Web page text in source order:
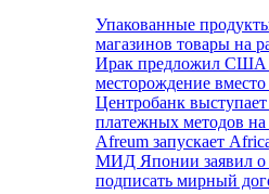
Упакованные
магазинов товары на
Ирак предложил США
месторождение
Центробанк
платежных методов на
Afreum запускает
МИД Японии заявил о
подписать мирный